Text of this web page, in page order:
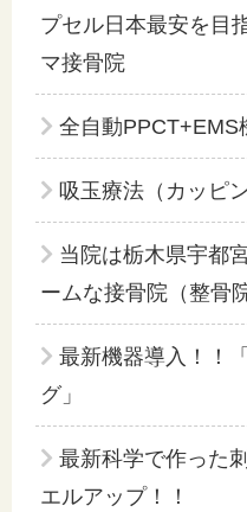
プセル日本最安を目
マ接骨院
全自動PPCT+EMS
吸玉療法（カッピン
当院は栃木県宇都
ームな接骨院（整骨
最新機器導入！！
グ」
最新科学で作った
エルアップ！！